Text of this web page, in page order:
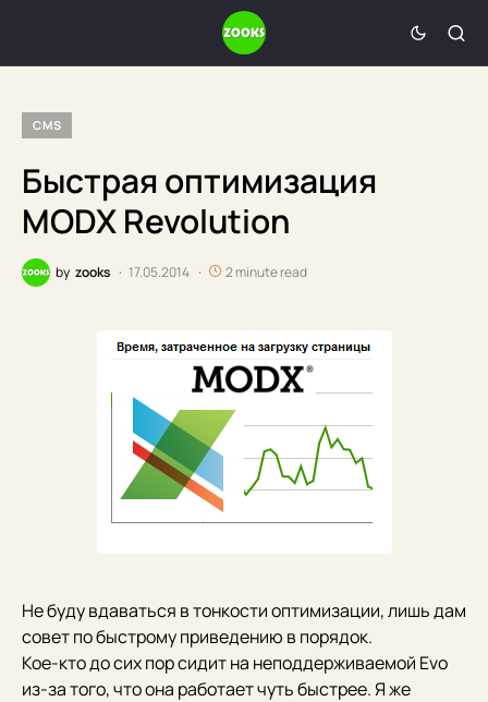
CMS
Быстрая оптимизация
MODX Revolution
by zooks 17.05.2014 2 minute read
Не буду вдаваться в тонкости оптимизации, лишь дам
совет по быстрому приведению в порядок.
Кое-кто до сих пор сидит на неподдерживаемой Evo
из-за того, что она работает чуть быстрее. Я же